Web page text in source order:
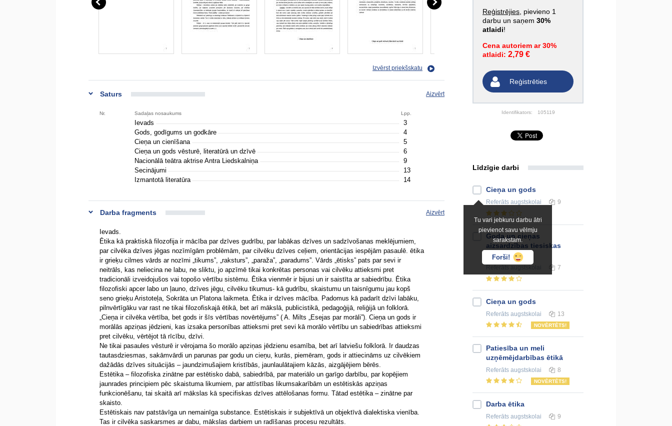
Reģistrējies , pievieno 1
darbu un saņem 30%
atlaidi!
Cena autoriem ar 30%
atlaidi: 2,79 €
Reģistrēties
Identifikators: 105119
Izvērst priekšskatu
Saturs Aizvērt
Nr. Sadaļas nosaukums Lpp.
Ievads
3
Gods, godīgums un godkāre
4
Cieņa un cienīšana
5
Cieņa un gods vēsturē, literatūrā un dzīvē
6
Nacionālā teātra aktrise Antra Liedskalniņa
9
Secinājumi
13
Izmantotā literatūra
14
Darba fragments Aizvērt
Ievads.
Ētika kā praktiskā filozofija ir mācība par dzīves gudrību, par labākas dzīves un sadzīvošanas meklējumiem,
par cilvēka dzīves jēgas nozīmīgām problēmām, par cilvēku dzīves ceļiem, orientācijas iespējām pasaulē. ētika
ir grieķu cilmes vārds ar nozīmi „tikums”, „raksturs”, „paraža”, „paradums”. Vārds „ētisks” pats par sevi ir
neitrāls, kas neliecina ne labu, ne sliktu, jo apzīmē tikai konkrētas personas vai cilvēku attieksmi pret
tradicionāli izveidojušos vai topošo vērtību sistēmu. Ētika vienmēr ir bijusi un ir saistīta ar sabiedrību. Ētika
filozofiski apcer labo un ļauno, dzīves jēgu, cilvēku tikumus- kā gudrību, skaistumu un taisnīgumu jau kopš
seno grieķu Aristoteļa, Sokrāta un Platona laikmeta. Ētika ir dzīves mācība. Padomus kā padarīt dzīvi labāku,
pilnvērtīgāku var rast ne tikai filozofiskajā ētikā, bet arī mākslā, publicistikā, pedagoģijā, reliģijā un folklorā.
„Cieņa ir cilvēka vērtība, bet gods ir šīs vērtības novērtējums” ( A. Milts „Esejas par morāli”). Cieņa un gods ir
morālās apziņas jēdzieni, kas izsaka personības attieksmi pret sevi kā morālo vērtību un sabiedrības attieksmi
pret cilvēku, vērtējot tā rīcību, dzīvi.
Ne tikai pasaules vēsturē ir vērojama šo morālo apziņas jēdzienu esamība, bet arī latviešu folklorā. Ir daudzas
tautasdziesmas, sakāmvārdi un parunas par godu un cieņu, kurās, piemēram, gods ir attiecināms uz cilvēkiem
dažādās dzīves situācijās – jaundzimušajiem kristībās, jaunlaulātajiem kāzās, aizgājējiem bērēs.
Estētika – filozofiska zinātne par estētisko dabā, sabiedrībā, par materiālo un garīgo darbību, par kopējiem
jaunrades principiem pēc skaistuma likumiem, par attīstības likumsakarībām un estētiskās apziņas
funkcionēšanu, tai skaitā arī mākslas kā specifiskas dzīves attēlošanas formu. Tātad estētika – zinātne par
skaisto.
Estētiskais nav patstāvīga un nemainīga substance. Estētiskais ir subjektīvā un objektīvā dialektiska vienība.
Tas ir cilvēka saskarsmes ar dabu, mākslas darbiem un radīšanas procesu rezultāts.
Līdzīgie darbi
Tu vari jebkuru darbu ātri
pievienot savu vēlmju
sarakstam.
Forši!
Cieņa un gods
Referāts augstskolai 9
Goda un cieņas
aizsardzības tiesiskas
regulējums
7
Cieņa un gods
Referāts augstskolai 13
NOVĒRTĒTS!
Patiesība un meli
uzņēmējdarbības ētikā
Referāts augstskolai 8
NOVĒRTĒTS!
Darba ētika
Referāts augstskolai 9